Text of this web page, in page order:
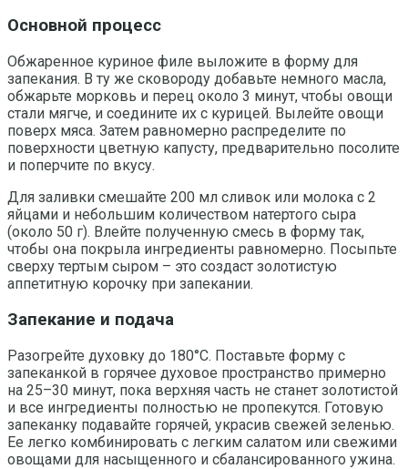
Основной процесс
Обжаренное куриное филе выложите в форму для
запекания. В ту же сковороду добавьте немного масла,
обжарьте морковь и перец около 3 минут, чтобы овощи
стали мягче, и соедините их с курицей. Вылейте овощи
поверх мяса. Затем равномерно распределите по
поверхности цветную капусту, предварительно посолите
и поперчите по вкусу.
Для заливки смешайте 200 мл сливок или молока с 2
яйцами и небольшим количеством натертого сыра
(около 50 г). Влейте полученную смесь в форму так,
чтобы она покрыла ингредиенты равномерно. Посыпьте
сверху тертым сыром – это создаст золотистую
аппетитную корочку при запекании.
Запекание и подача
Разогрейте духовку до 180°C. Поставьте форму с
запеканкой в горячее духовое пространство примерно
на 25–30 минут, пока верхняя часть не станет золотистой
и все ингредиенты полностью не пропекутся. Готовую
запеканку подавайте горячей, украсив свежей зеленью.
Ее легко комбинировать с легким салатом или свежими
овощами для насыщенного и сбалансированного ужина.